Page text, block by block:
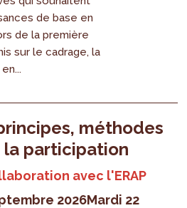
de base en
de la première
sur le cadrage, la
méthodes
participation
avec l'ERAP
2026Mardi 22